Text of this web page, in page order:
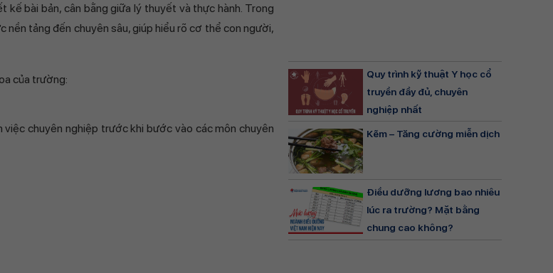
bài bản, cân bằng giữa lý thuyết và thực hành. Trong
tảng đến chuyên sâu, giúp hiểu rõ cơ thể con người,
của trường:
chuyên nghiệp trước khi bước vào các môn chuyên
Quy trình kỹ thuật Y học cổ
truyền đầy đủ, chuyên
nghiệp nhất
Kẽm – Tăng cường miễn dịch
Điều dưỡng lương bao nhiêu
lúc ra trường? Mặt bằng
chung cao không?